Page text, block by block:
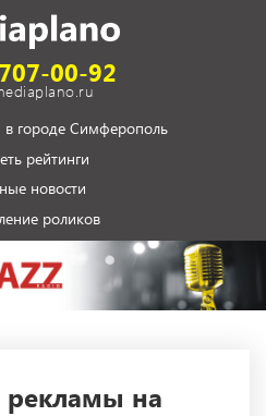
00-92
в городе Симферополь
рейтинги
новости
роликов
на